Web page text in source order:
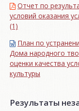
Отчет по
условий оказания
(1)
План по
Дома народного
оценки качества
культуры
Результаты